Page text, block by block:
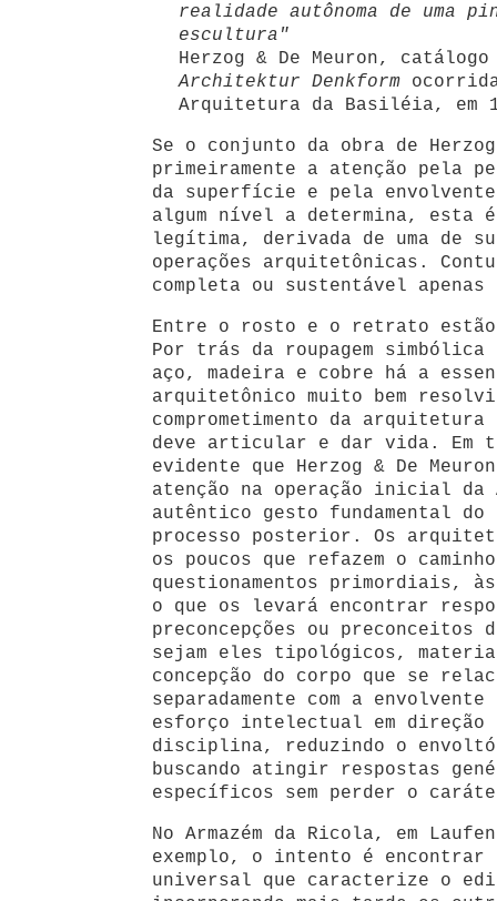
realidade autônoma de uma
escultura"
Herzog & De Meuron,
Architektur Denkform
Arquitetura da Basiléia, em
Se o conjunto da obra de
primeiramente a atenção pela
da superfície e pela
algum nível a determina, esta é
legítima, derivada de uma de
operações arquitetônicas.
completa ou sustentável
Entre o rosto e o retrato
Por trás da roupagem
aço, madeira e cobre há a
arquitetônico muito bem
comprometimento da
deve articular e dar vida. Em
evidente que Herzog & De
atenção na operação inicial
autêntico gesto fundamental
processo posterior. Os
os poucos que refazem o
questionamentos primordiais,
o que os levará encontrar
preconcepções ou preconceitos
sejam eles tipológicos,
concepção do corpo que se
separadamente com a
esforço intelectual em direção
disciplina, reduzindo o
buscando atingir respostas
específicos sem perder o
No Armazém da Ricola, em
exemplo, o intento é encontrar
universal que caracterize o